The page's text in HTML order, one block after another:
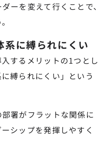
ーを変えて行くことで、
系に縛られにくい
するメリットの1つとし
縛られにくい」という
署がフラットな関係に
シップを発揮しやすく